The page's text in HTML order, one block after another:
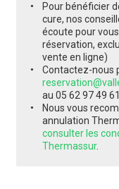
Pour bénéficier
cure, nos
écoute pour
réservation,
vente en ligne)
Contactez-nous
au 05 62 97 49 61
Nous vous
annulation
consulter les
Thermassur.